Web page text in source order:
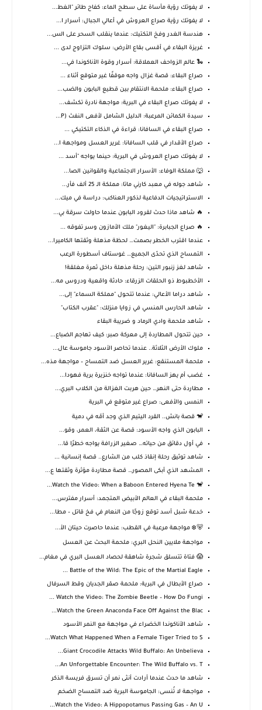
لا يفوتك رؤية مأساة على سطح الماء: كفاح طائر "الغط...
لا يفوتك رؤية صراع العروش في أعالي الجبال: أسرار ا...
هندسة الغدر وفخ التكتيك: عندما ينقلب السحر على الس...
غريزة البقاء في أقسى بقاع الأرض: سلوك التزاوج لدى ...
🐍 عالم الزواحف العملاقة: أسرار وقوة الأناكوندا في...
صراع البقاء: قصة غزال واجه موقفًا غير متوقع أثناء ...
صراع البقاء: ملحمة الانتقام بين قطيع البابون والضب...
لا يفوتك صراع البقاء في البرية: مواجهة نادرة تكشف...
سيدة الكمائن المرعبة: الدليل الشامل لأفعى النفث (P...
صراع البقاء في السافانا: قراءة في الذكاء التكتيكي ...
صراع الأقدار في قلب السافانا: غرير العسل ومواجهة ا...
لا يفوتك صراع العروش في البرية: حينما يواجه "أسد ...
🐺 مملكة الوفاء: الأسرار الاجتماعية والقوانين الصا...
شاهد جوله في معبد كارني ماتا: مملكة الـ 25 ألف فأر...
الاستراتيجيات الدفاعية لذكور العناكب: دراسة في ميك...
🔥 شاهد ماذا حدث لقرود البابون عندما حاولت سرقة بي...
🔥 صراع الجبابرة: "اليغور" ملك الأمازون وسر تفوقه ...
عندما اقترب الخطر بصمت… لحظة مذهلة وثقتها الكاميرا...
التمساح الذي تحدّى الجميع… غوستاف أسطورة الرعب
شاهد لغز زنبور التين: رحلة مذهلة داخل ثمرة مغلقة!
الأخطبوط ذو الحلقات الزرقاء: حادثة واقعية ودروس مه...
شاهد دراما الأعالي: عندما تتحول "مملكة السماء" إلى...
شاهد الحارس المنسي في زوايا منزلك: "عقرب الكتاب"
شاهد ملحمة وادي الرماد و ضريبة البقاء
حين تتحول المطاردة إلى معركة صبر: كيف تهاجم الضباع...
ملوك الأرض الثلاثة.. عندما تحاصر الأسود جاموسة عال...
ملحمة المستنقع: غرير العسل ضد التمساح – مواجهة مذه...
غضب أم يهز السافانا: عندما تواجه خنزيرة برية فهودا...
مطاردة حتى النهر… حين هربت الغزالة من الكلاب البري...
النمس والأفعى: صراع غير متوقع في البرية
🐒 قصة بانش.. القرد اليتيم الذي وجد أمّه في دمية
البابون الذي واجه الأسود: قصة عن الثقة، العمر، وقو...
في أول دقائق من حياته… صغير الزرافة يواجه خطرًا قا...
شاهد توثيق رحلة إنقاذ كلب من الشارع.. قصة إنسانية ...
المشهد الذي أبكى المصور… قصة مطاردة مؤثرة وثقتها ع...
🐒 Watch the Video: When a Baboon Entered Hyena Te...
ملحمة البقاء في العالم الأبيض المتجمد: أسرار مفترس...
خدعة شبل أسد توقع زوجًا من النعام في فخ قاتل – مطا...
🐻‍❄️ مواجهة مرعبة في القطب: عندما حاصرت حيتان الأ...
مواجهة ملايين النحل البري: ملحمة البحث عن العسل
😱 فتاة تتسلق شجرة شاهقة لحصاد العسل البري في مغام...
Battle of the Wild: The Epic of the Martial Eagle ...
صراع الأبطال في البرية: ملحمة صقر الجديان وقط السرفال
Watch the Video: The Zombie Beetle – How Do Fungi ...
Watch the Green Anaconda Face Off Against the Blac...
شاهد الأناكوندا الخضراء في مواجهة مع النمر الأسود
Watch What Happened When a Female Tiger Tried to S...
Giant Crocodile Attacks Wild Buffalo: An Unbelieva...
An Unforgettable Encounter: The Wild Buffalo vs. T...
شاهد ما حدث عندما أرادت أنثى نمر أن تسرق فريسة الذكر
مواجهة لا تُنسى: الجاموسة البرية ضد التمساح الضخم
Watch the Video: A Hippopotamus Passing Gas – An U...